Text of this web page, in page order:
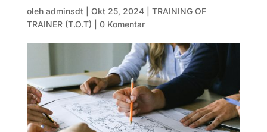
oleh adminsdt| Okt 25, 2024| TRAINING OF
TRAINER (T.O.T)
0 Komentar